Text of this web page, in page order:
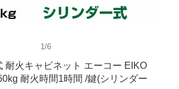
1/6
耐火キャビネット エーコー EIKO
耐火時間1時間 /鍵(シリンダー